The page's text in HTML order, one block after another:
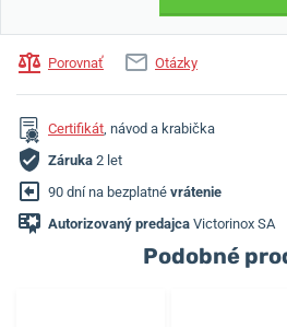
Porovnať Otázky
Certifikát, návod a krabička
Záruka 2 let
90 dní na bezplatné vrátenie
Autorizovaný predajca Victorinox SA
Podobné